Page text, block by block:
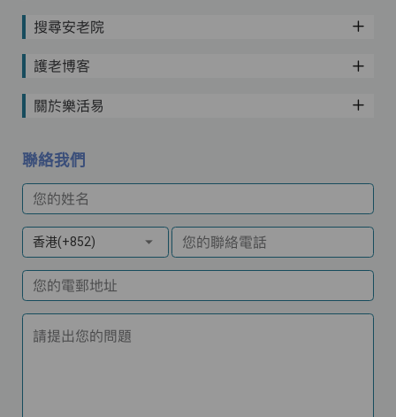
搜尋安老院
護老博客
關於樂活易
聯絡我們
您的姓名
香港(+852) 您的聯絡電話
您的電郵地址
請提出您的問題